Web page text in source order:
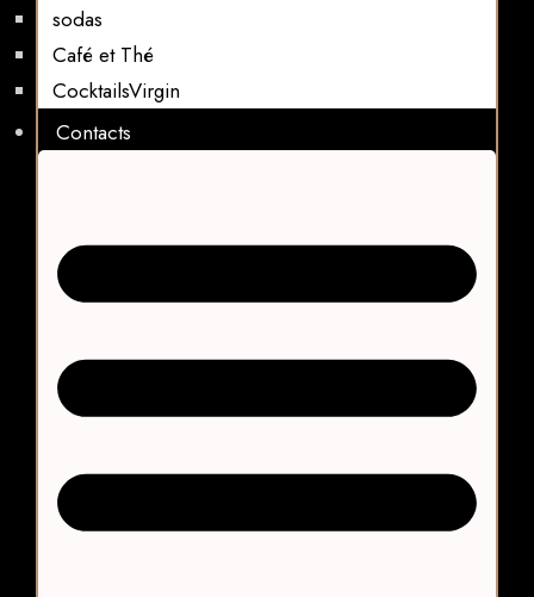
sodas
Café et Thé
CocktailsVirgin​
Contacts